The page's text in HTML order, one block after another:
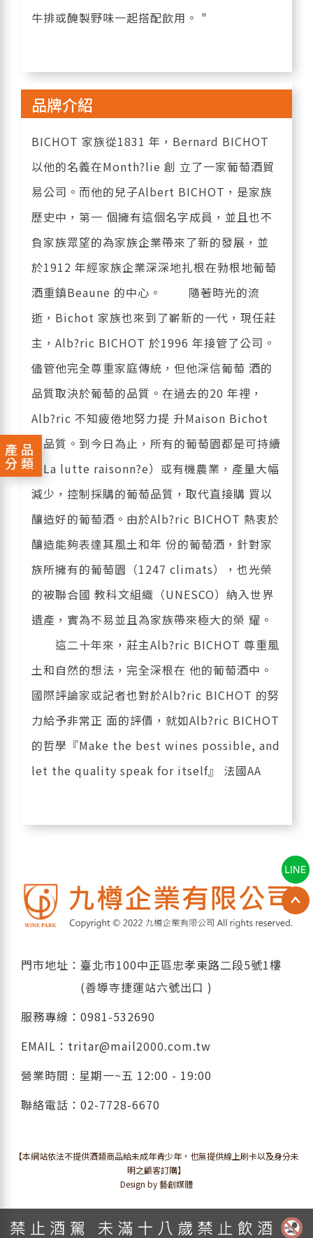
產品
分類
牛排或醃製野味一起搭配飲用。 "
品牌介紹
BICHOT 家族從1831 年，Bernard BICHOT
以他的名義在Month?lie 創 立了一家葡萄酒貿
易公司。而他的兒子Albert BICHOT，是家族
歷史中，第一 個擁有這個名字成員，並且也不
負家族眾望的為家族企業帶來了新的發展，並
於1912 年經家族企業深深地扎根在勃根地葡萄
酒重鎮Beaune 的中心。 隨著時光的流
逝，Bichot 家族也來到了嶄新的一代，現任莊
主，Alb?ric BICHOT 於1996 年接管了公司。
儘管他完全尊重家庭傳統，但他深信葡萄 酒的
品質取決於葡萄的品質。在過去的20 年裡，
Alb?ric 不知疲倦地努力提 升Maison Bichot
的品質。到今日為止，所有的葡萄園都是可持續
（La lutte raisonn?e）或有機農業，產量大幅
減少，控制採購的葡萄品質，取代直接購 買以
釀造好的葡萄酒。由於Alb?ric BICHOT 熱衷於
釀造能夠表達其風土和年 份的葡萄酒，針對家
族所擁有的葡萄園（1247 climats），也光榮
的被聯合國 教科文組織（UNESCO）納入世界
遺產，實為不易並且為家族帶來極大的榮 耀。
這二十年來，莊主Alb?ric BICHOT 尊重風
土和自然的想法，完全深根在 他的葡萄酒中。
國際評論家或記者也對於Alb?ric BICHOT 的努
力給予非常正 面的評價，就如Alb?ric BICHOT
的哲學『Make the best wines possible, and
let the quality speak for itself』 法國AA
門市地址：臺北市100中正區忠孝東路二段5號1樓
(善導寺捷運站六號出口 )
服務專線： 0981-532690
EMAIL： tritar@mail2000.com.tw
營業時間 : 星期一~五 12:00 - 19:00
聯絡電話： 02-7728-6670
【本網站依法不提供酒類商品給未成年青少年，也無提供線上刷卡以及身分未
明之顧客訂購】
Design by 藝創媒體